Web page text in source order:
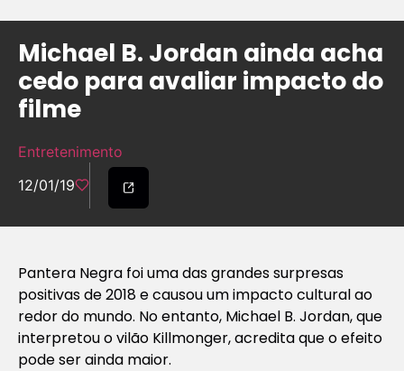
Michael B. Jordan ainda acha
cedo para avaliar impacto do
filme
Entretenimento
12/01/19
Pantera Negra foi uma das grandes surpresas
positivas de 2018 e causou um impacto cultural ao
redor do mundo. No entanto, Michael B. Jordan, que
interpretou o vilão Killmonger, acredita que o efeito
pode ser ainda maior.